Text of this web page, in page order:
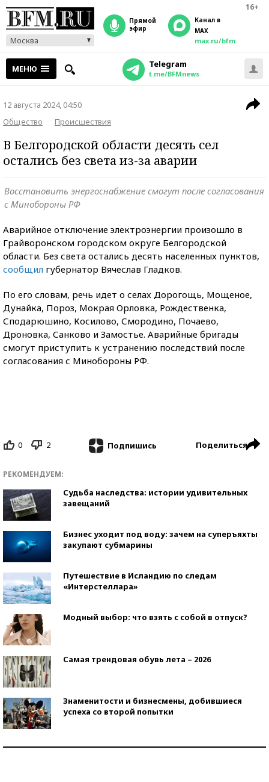
16+
Москва
прямой
эфир
Канал в
MAX
max.ru/bfm
МЕНЮ Telegram
t.me/BFMnews
12 августа 2024, 04:50
Общество
Происшествия
В Белгородской области десять сел
остались без света из-за аварии
Восстановить энергоснабжение смогут после согласования
с Минобороны РФ
Аварийное отключение электроэнергии произошло в
Грайворонском городском округе Белгородской
области. Без света остались десять населенных пунктов,
сообщил губернатор Вячеслав Гладков.
По его словам, речь идет о селах Дорогощь, Мощеное,
Дунайка, Пороз, Мокрая Орловка, Рождественка,
Сподарюшино, Косилово, Смородино, Почаево,
Дроновка, Санково и Замостье. Аварийные бригады
смогут приступить к устранению последствий после
согласования с Минобороны РФ.
0 2 Подпишись Поделиться
РЕКОМЕНДУЕМ:
Судьба наследства: истории удивительных
завещаний
Бизнес уходит под воду: зачем на суперъяхты
закупают субмарины
Путешествие в Исландию по следам
«Интерстеллара»
Модный выбор: что взять с собой в отпуск?
Самая трендовая обувь лета – 2026
Знаменитости и бизнесмены, добившиеся
успеха со второй попытки